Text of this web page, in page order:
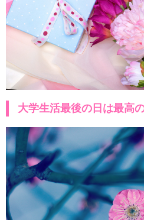
大学生活最後の日は最高